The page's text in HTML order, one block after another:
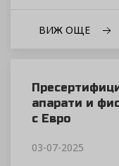
ВИЖ ОЩЕ
апарати и
с Евро
03-07-2025